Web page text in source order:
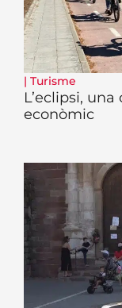
| Turisme
L’eclipsi,
econòmic